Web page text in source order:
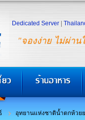
"จองง่าย ไม่ผ่าน
Dedicated Server
อุทยานแห่งชาติน้ำตกห้วย